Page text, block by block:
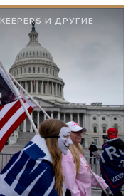
И ДРУГИЕ